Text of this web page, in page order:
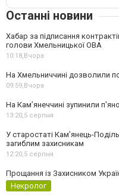
Останні новини
Хабар за підписання
голови Хмельницької ОВА
10:18,Вчора
На Хмельниччині дозволили
09:59,Вчора
На Камʼянеччині зупинили
13:20,5 серпня
У старостаті Кам’янець-
загиблим захисникам
12:20,5 серпня
Прощання із Захисником
Некролог